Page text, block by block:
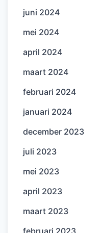
juni 2024
mei 2024
april 2024
maart 2024
februari 2024
januari 2024
december 2023
juli 2023
mei 2023
april 2023
maart 2023